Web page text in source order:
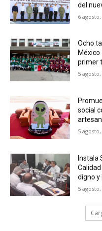
del
6
Ocho
México
primer
5
social
5
Instala
digno
5